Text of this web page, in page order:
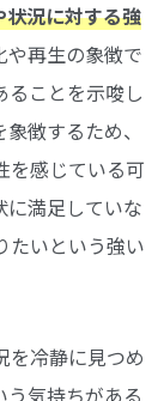
況に対する強
や再生の象徴で
ることを示唆し
徴するため、
を感じている可
に満足していな
たいという強い
を冷静に見つめ